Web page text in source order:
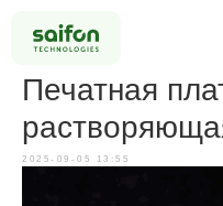
Печатная
2025-09-05 13:55